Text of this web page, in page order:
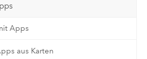
Apps
aus Karten